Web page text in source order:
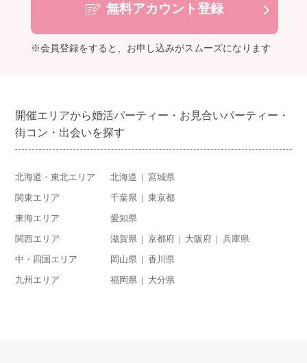
無料アカウント登録
※会員登録をすると、お申し込みがスムーズになります
開催エリアから婚活パーティー・お見合いパーティー・
街コン・出会いを探す
北海道・東北エリア 北海道 宮城県
関東エリア 千葉県 東京都
東海エリア 愛知県
関西エリア 滋賀県 京都府 大阪府 兵庫県
中・四国エリア 岡山県 香川県
九州エリア 福岡県 大分県